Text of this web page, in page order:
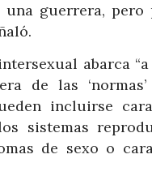
una guerrera,
abarca
de las
incluirse
sistemas
de sexo o